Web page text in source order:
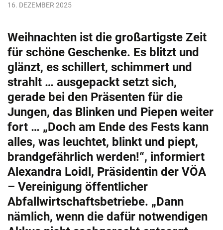
16. DEZEMBER 2025
Weihnachten ist die großartigste Zeit
für schöne Geschenke. Es blitzt und
glänzt, es schillert, schimmert und
strahlt … ausgepackt setzt sich,
gerade bei den Präsenten für die
Jungen, das Blinken und Piepen weiter
fort … „Doch am Ende des Fests kann
alles, was leuchtet, blinkt und piept,
brandgefährlich werden!“, informiert
Alexandra Loidl, Präsidentin der VÖA
– Vereinigung öffentlicher
Abfallwirtschaftsbetriebe. „Dann
nämlich, wenn die dafür notwendigen